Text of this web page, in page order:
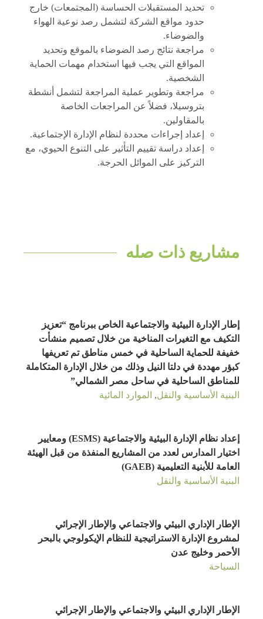
تحديد المستقبلات الحساسة (المجتمعات) خارج
حدود مواقع الشركة لتشمل رصد نوعية الهواء
والضوضاء.
مراجعة نتائج رصد الضوضاء بالموقع وتحديد
المواقع التي يجب فيها استخدام مهمات الحماية
الشخصية.
مراجعة وتطوير عملية المراجعة لتشمل أنشطة
بتروسيلا، فضلاً عن المراجعات الخاصة
بالمقاولين.
إعداد إجراءات محددة لنظام الإدارة الإجتماعية.
إعداد دراسة تقييم التأثير على التنوع الحيوي، مع
التركيز على الموائل الحرجة.
مشاريع ذات صله
إطار الإدارة البيئية والاجتماعية الخاص ببرنامج “تعزيز
التكيف مع التغيرات المناخية من خلال تصميم منشأت
خفيفة للحماية الساحلية في خمس مناطق تم تعريفها
كبؤر مهددة في دلتا النيل وذلك من خلال الإدارة المتكاملة
للمناطق الساحلية في ساحل مصر الشمالي”
البنية الأساسية والنقل, الموارد المائية
إعداد نظام الإدارة البيئية والاجتماعية (ESMS) ومعايير
اختيار المدارس لعدد من المشاريع المنفذة من قبل الهيئة
العامة للأبنية التعليمية (GAEB)
البنية الأساسية والنقل
الإطار الإداري البيئي والاجتماعي والإطار الإجرائي
لمشروع الإدارة الاستراتيجية للنظام الإيكولوجي بالبحر
الأحمر وخليج عدن
السياحة
الإطار الإداري البيئي والاجتماعي والإطار الإجرائي